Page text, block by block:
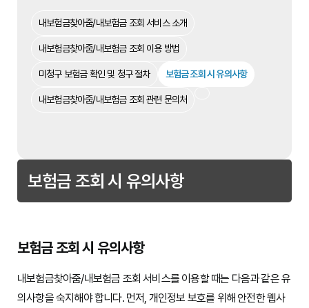
내보험금찾아줌/내보험금 조회 서비스 소개
내보험금찾아줌/내보험금 조회 이용 방법
미청구 보험금 확인 및 청구 절차 보험금 조회 시 유의사항
내보험금찾아줌/내보험금 조회 관련 문의처
보험금 조회 시 유의사항
보험금 조회 시 유의사항
내보험금찾아줌/내보험금 조회 서비스를 이용할 때는 다음과 같은 유
의사항을 숙지해야 합니다. 먼저, 개인정보 보호를 위해 안전한 웹사